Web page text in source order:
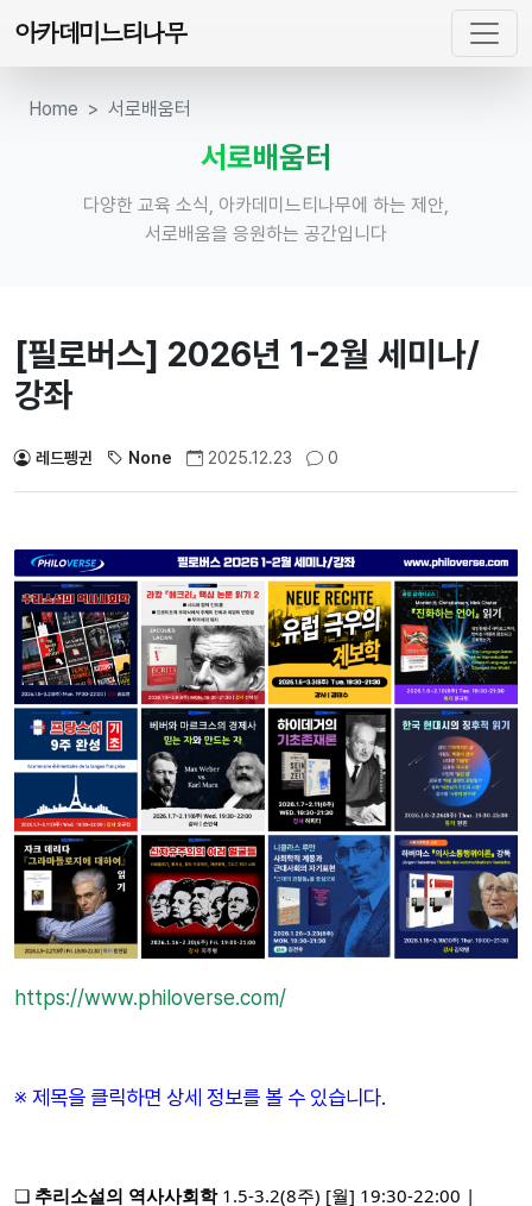
아카데미느티나무
Home 서로배움터
서로배움터
다양한 교육 소식, 아카데미느티나무에 하는 제안,
서로배움을 응원하는 공간입니다
[필로버스] 2026년 1-2월 세미나/
강좌
레드펭귄 None 2025.12.23 0
https://www.philoverse.com/
※ 제목을 클릭하면 상세 정보를 볼 수 있습니다.
❏ 추리소설의 역사사회학1.5-3.2(8주) [월] 19:30-22:00 |